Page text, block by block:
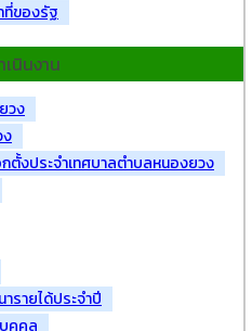
ที่ของรัฐ
นินงาน
วง
ตั้งประจำเทศบาลตำบลหนองยวง
รายได้ประจำปี
คคล